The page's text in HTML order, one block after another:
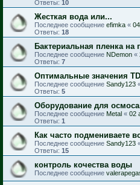
Ответы: 10
Жесткая вода или...
Последнее сообщение efimka «
Ответы: 18
Бактериальная пленка на
Последнее сообщение NDemon «
Ответы: 7
Оптимальные значения
Последнее сообщение Sandy123
Ответы: 5
Оборудование для
Последнее сообщение Metal « 02
Ответы: 1
Как часто подмениваете
Последнее сообщение Sandy123
Ответы: 15
контроль кочества воды
Последнее сообщение